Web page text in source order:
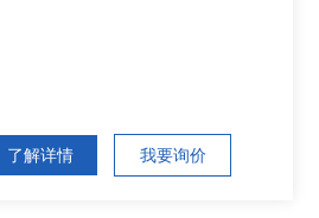
了解详情 我要询价